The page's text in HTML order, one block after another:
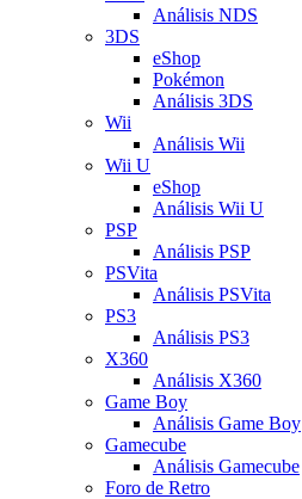
Análisis NDS
3DS
eShop
Pokémon
Análisis 3DS
Wii
Análisis Wii
Wii U
eShop
Análisis Wii U
PSP
Análisis PSP
PSVita
Análisis PSVita
PS3
Análisis PS3
X360
Análisis X360
Game Boy
Análisis Game Boy
Gamecube
Análisis Gamecube
Foro de Retro